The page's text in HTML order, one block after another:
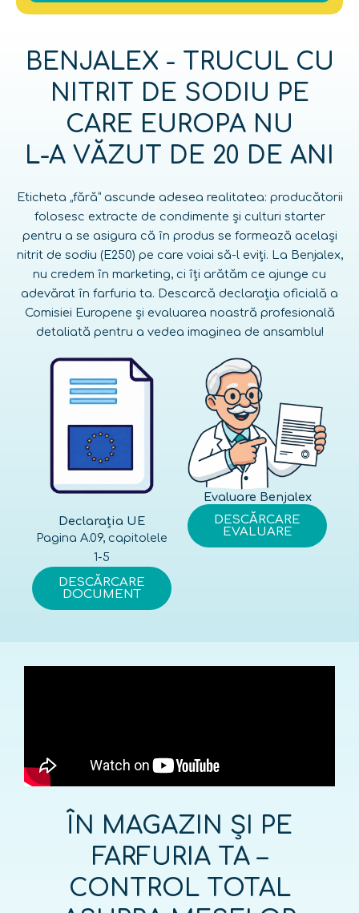
BENJALEX - TRUCUL CU
NITRIT DE SODIU PE
CARE EUROPA NU
L-A VĂZUT DE 20 DE ANI
Eticheta „fără” ascunde adesea realitatea: producătorii
folosesc extracte de condimente și culturi starter
pentru a se asigura că în produs se formează același
nitrit de sodiu (E250) pe care voiai să-l eviți. La Benjalex,
nu credem în marketing, ci îți arătăm ce ajunge cu
adevărat în farfuria ta. Descarcă declarația oficială a
Comisiei Europene și evaluarea noastră profesională
detaliată pentru a vedea imaginea de ansamblu!
Declarația UE
Pagina A.09, capitolele
1-5
DESCĂRCARE
DOCUMENT
Evaluare Benjalex
DESCĂRCARE
EVALUARE
ÎN MAGAZIN ȘI PE
FARFURIA TA –
CONTROL TOTAL